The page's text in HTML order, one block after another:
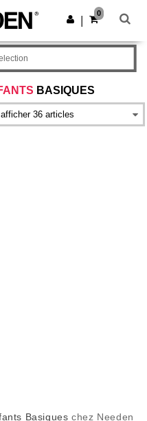
Obtenir l'appli
0
BASIQUES
Basiques chez Needen